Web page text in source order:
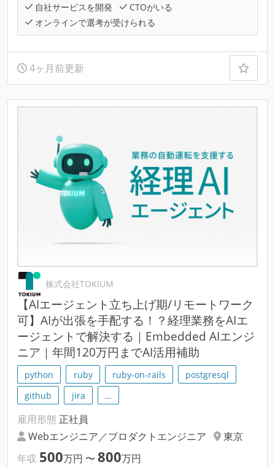
自社サービスを開発
CTOがいる
オンラインで選考が受けられる
4ヶ月前更新
株式会社TOKIUM
【AIエージェント立ち上げ期/リモートワーク
可】AIが出張を手配する！？経理業務をAIエ
ージェントで解決する｜Embedded AIエンジ
ニア｜年間120万円までAI活用補助
python ruby ruby-on-rails
postgresql
github
jira …
雇用形態 正社員
Webエンジニア／プロダクトエンジニア
東京
年収 500万円 〜 800万円